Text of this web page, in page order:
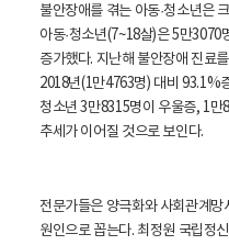
불안장애를 겪는 아동·청소년은
아동·청소년(7~18살)은 5만
증가했다. 지난해 불안장애 진료
2018년(1만4763명) 대비 93.1%
청소년 3만8315명이 우울증, 1
추세가 이어질 것으로 보인다.
전문가들은 양극화와 사회관계
원인으로 꼽는다. 최정원 국립정